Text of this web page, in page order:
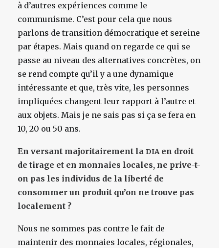
à d’autres expériences comme le
communisme. C’est pour cela que nous
parlons de transition démocratique et sereine
par étapes. Mais quand on regarde ce qui se
passe au niveau des alternatives concrètes, on
se rend compte qu’il y a une dynamique
intéressante et que, très vite, les personnes
impliquées changent leur rapport à l’autre et
aux objets. Mais je ne sais pas si ça se fera en
10, 20 ou 50 ans.
En versant majoritairement la DIAen droit
de tirage et en monnaies locales, ne prive-t-
on pas les individus de la liberté de
consommer un produit qu’on ne trouve pas
localement ?
Nous ne sommes pas contre le fait de
maintenir des monnaies locales, régionales,